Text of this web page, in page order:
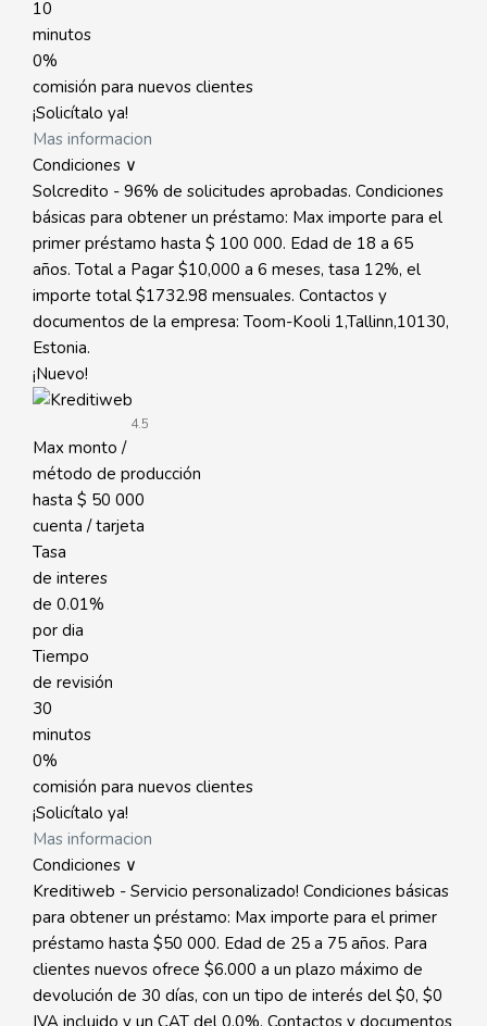
10
minutos
0%
comisión para nuevos clientes
¡Solicítalo ya!
Mas informacion
Condiciones ∨
Solcredito - 96% de solicitudes aprobadas. Condiciones
básicas para obtener un préstamo: Max importe para el
primer préstamo hasta $ 100 000. Edad de 18 a 65
años. Total a Pagar $10,000 a 6 meses, tasa 12%, el
importe total $1732.98 mensuales. Contactos y
documentos de la empresa: Toom-Kooli 1,Tallinn,10130,
Estonia.
¡Nuevo!
4.5
Max monto /
método de producción
hasta $ 50 000
cuenta / tarjeta
Tasa
de interes
de 0.01%
por dia
Tiempo
de revisión
30
minutos
0%
comisión para nuevos clientes
¡Solicítalo ya!
Mas informacion
Condiciones ∨
Kreditiweb - Servicio personalizado! Condiciones básicas
para obtener un préstamo: Max importe para el primer
préstamo hasta $50 000. Edad de 25 a 75 años. Para
clientes nuevos ofrece $6.000 a un plazo máximo de
devolución de 30 días, con un tipo de interés del $0, $0
IVA incluido y un CAT del 0,0%. Contactos y documentos